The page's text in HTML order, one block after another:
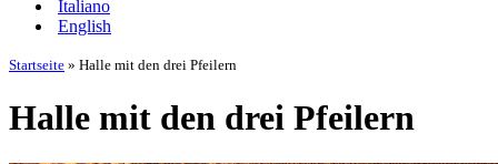
Italiano
English
Startseite » Halle mit den drei Pfeilern
Halle mit den drei Pfeilern